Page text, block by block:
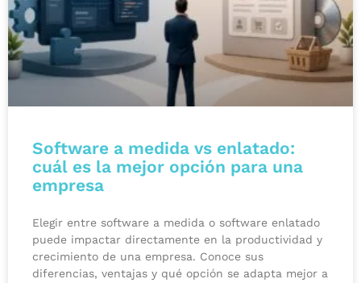
Software a medida vs enlatado:
cuál es la mejor opción para una
empresa
Elegir entre software a medida o software enlatado
puede impactar directamente en la productividad y
crecimiento de una empresa. Conoce sus
diferencias, ventajas y qué opción se adapta mejor a